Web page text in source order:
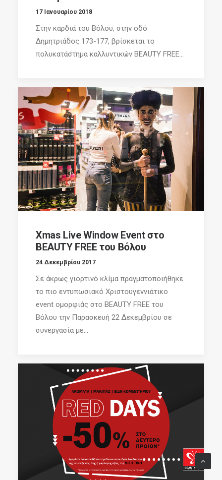
17 Ιανουαρίου 2018
Στην καρδιά του Βόλου, στην οδό
Δημητριάδος 173-177, βρίσκεται το
πολυκατάστημα καλλυντικών BEAUTY FREE...
Xmas Live Window Event στο
BEAUTY FREE του Βόλου
24 Δεκεμβρίου 2017
Σε άκρως γιορτινό κλίμα πραγματοποιήθηκε
το πιο εντυπωσιακό Χριστουγεννιάτικο
event ομορφιάς στο BEAUTY FREE του
Βόλου την Παρασκευή 22 Δεκεμβρίου σε
συνεργασία με...